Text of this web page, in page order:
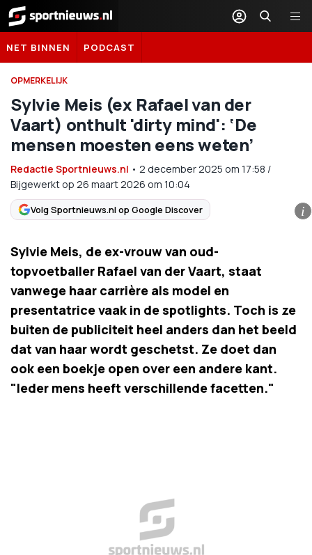
Sportnieuws.nl
NET BINNEN PODCAST
OPMERKELIJK
Sylvie Meis (ex Rafael van der
Vaart) onthult 'dirty mind': ‘De
mensen moesten eens weten’
Redactie Sportnieuws.nl • 2 december 2025 om 17:58 /
Bijgewerkt op 26 maart 2026 om 10:04
Volg Sportnieuws.nl op Google Discover i
Sylvie Meis, de ex-vrouw van oud-
topvoetballer Rafael van der Vaart, staat
vanwege haar carrière als model en
presentatrice vaak in de spotlights. Toch is ze
buiten de publiciteit heel anders dan het beeld
dat van haar wordt geschetst. Ze doet dan
ook een boekje open over een andere kant.
"Ieder mens heeft verschillende facetten."